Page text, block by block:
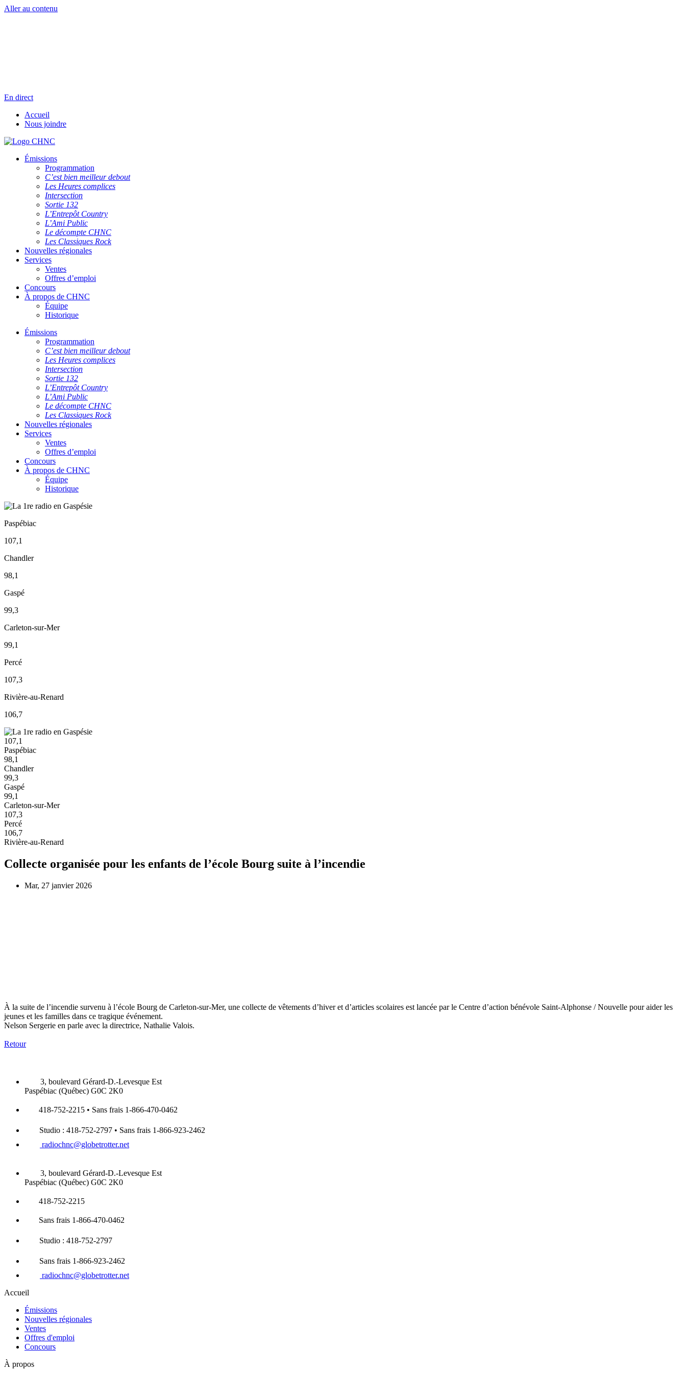
Aller au contenu
En direct
Accueil
Nous joindre
Émissions
Programmation
C’est bien meilleur debout
Les Heures complices
Intersection
Sortie 132
L’Entrepôt Country
L’Ami Public
Le décompte CHNC
Les Classiques Rock
Nouvelles régionales
Services
Ventes
Offres d’emploi
Concours
À propos de CHNC
Équipe
Historique
Émissions
Programmation
C’est bien meilleur debout
Les Heures complices
Intersection
Sortie 132
L’Entrepôt Country
L’Ami Public
Le décompte CHNC
Les Classiques Rock
Nouvelles régionales
Services
Ventes
Offres d’emploi
Concours
À propos de CHNC
Équipe
Historique
Paspébiac
107,1
Chandler
98,1
Gaspé
99,3
Carleton-sur-Mer
99,1
Percé
107,3
Rivière-au-Renard
106,7
107,1
Paspébiac
98,1
Chandler
99,3
Gaspé
99,1
Carleton-sur-Mer
107,3
Percé
106,7
Rivière-au-Renard
Collecte organisée pour les enfants de l’école Bourg suite à l’incendie
Mar, 27 janvier 2026
À la suite de l’incendie survenu à l’école Bourg de Carleton-sur-Mer, une collecte de vêtements d’hiver et d’articles scolaires est lancée par le Centre d’action bénévole Saint-Alphonse / Nouvelle pour aider les
jeunes et les familles dans ce tragique événement.
Nelson Sergerie en parle avec la directrice, Nathalie Valois.
Retour
3, boulevard Gérard-D.-Levesque Est
Paspébiac (Québec) G0C 2K0
418-752-2215 • Sans frais 1-866-470-0462
Studio : 418-752-2797 • Sans frais 1-866-923-2462
radiochnc@globetrotter.net
3, boulevard Gérard-D.-Levesque Est
Paspébiac (Québec) G0C 2K0
418-752-2215
Sans frais 1-866-470-0462
Studio : 418-752-2797
Sans frais 1-866-923-2462
radiochnc@globetrotter.net
Accueil
Émissions
Nouvelles régionales
Ventes
Offres d'emploi
Concours
À propos